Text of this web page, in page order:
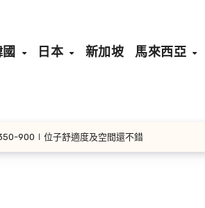
日本 新加坡 馬來西亞
900∣位子舒適度及空間還不錯